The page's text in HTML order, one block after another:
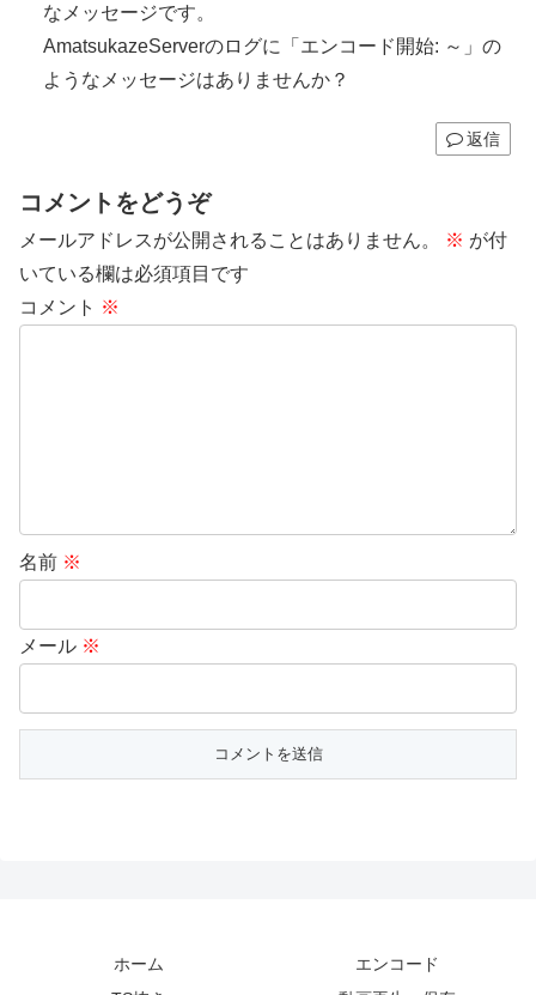
なメッセージです。
AmatsukazeServerのログに「エンコード開始: ～」の
ようなメッセージはありませんか？
返信
コメントをどうぞ
メールアドレスが公開されることはありません。 ※ が付
いている欄は必須項目です
コメント ※
名前 ※
メール ※
ホーム
エンコード